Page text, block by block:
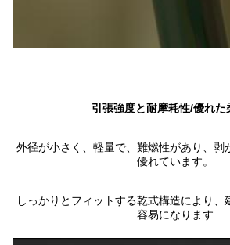
引張強度と耐摩耗性/優れた
外径が小さく、軽量で、難燃性があり、剥
優れています。
しっかりとフィットする乾式構造により、
容易になります